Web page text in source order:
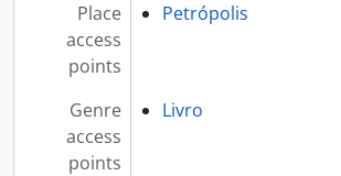
Place
access
points
Petrópolis
Genre
access
points
Livro